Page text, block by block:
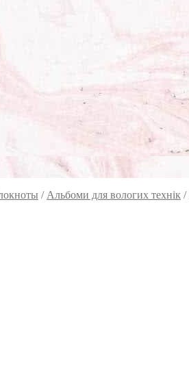
/ Альбоми для вологих технік /